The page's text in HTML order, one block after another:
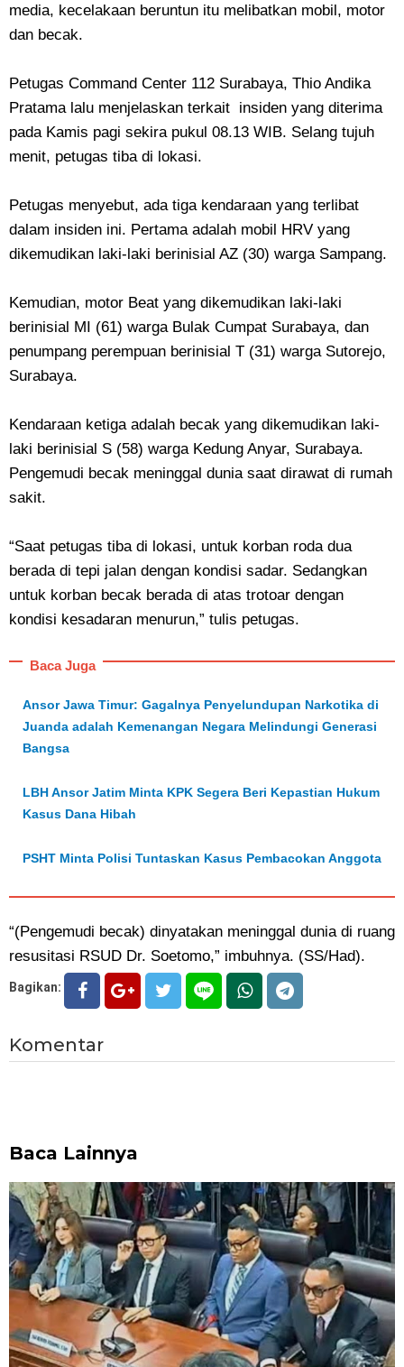
media, kecelakaan beruntun itu melibatkan mobil, motor
dan becak.
Petugas Command Center 112 Surabaya, Thio Andika
Pratama lalu menjelaskan terkait insiden yang diterima
pada Kamis pagi sekira pukul 08.13 WIB. Selang tujuh
menit, petugas tiba di lokasi.
Petugas menyebut, ada tiga kendaraan yang terlibat
dalam insiden ini. Pertama adalah mobil HRV yang
dikemudikan laki-laki berinisial AZ (30) warga Sampang.
Kemudian, motor Beat yang dikemudikan laki-laki
berinisial MI (61) warga Bulak Cumpat Surabaya, dan
penumpang perempuan berinisial T (31) warga Sutorejo,
Surabaya.
Kendaraan ketiga adalah becak yang dikemudikan laki-
laki berinisial S (58) warga Kedung Anyar, Surabaya.
Pengemudi becak meninggal dunia saat dirawat di rumah
sakit.
“Saat petugas tiba di lokasi, untuk korban roda dua
berada di tepi jalan dengan kondisi sadar. Sedangkan
untuk korban becak berada di atas trotoar dengan
kondisi kesadaran menurun,” tulis petugas.
Baca Juga
Ansor Jawa Timur: Gagalnya Penyelundupan Narkotika di
Juanda adalah Kemenangan Negara Melindungi Generasi
Bangsa
LBH Ansor Jatim Minta KPK Segera Beri Kepastian Hukum
Kasus Dana Hibah
PSHT Minta Polisi Tuntaskan Kasus Pembacokan Anggota
“(Pengemudi becak) dinyatakan meninggal dunia di ruang
resusitasi RSUD Dr. Soetomo,” imbuhnya. (SS/Had).
Bagikan:
Komentar
Baca Lainnya